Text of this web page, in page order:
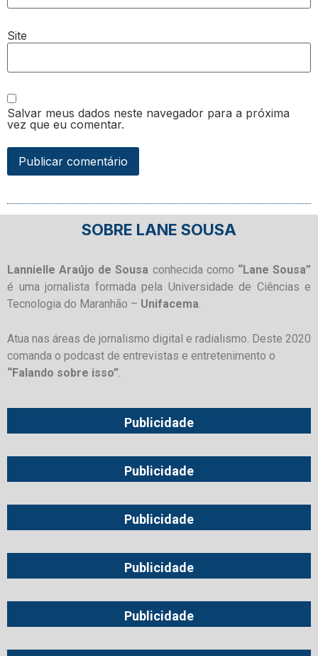
Site
Salvar meus dados neste navegador para a próxima
vez que eu comentar.
SOBRE LANE SOUSA
Lannielle Araújo de Sousa conhecida como “Lane Sousa”
é uma jornalista formada pela Universidade de Ciências e
Tecnologia do Maranhão – Unifacema.
Atua nas áreas de jornalismo digital e radialismo. Deste 2020
comanda o podcast de entrevistas e entretenimento o
“Falando sobre isso”
Publicidade
Publicidade
Publicidade
Publicidade
Publicidade